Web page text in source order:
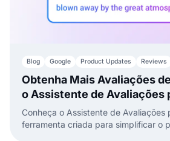
Blog Google Product Updates Reviews
Obtenha Mais Avaliações
o Assistente de Avaliações
Conheça o Assistente de Avaliações
ferramenta criada para simplificar o